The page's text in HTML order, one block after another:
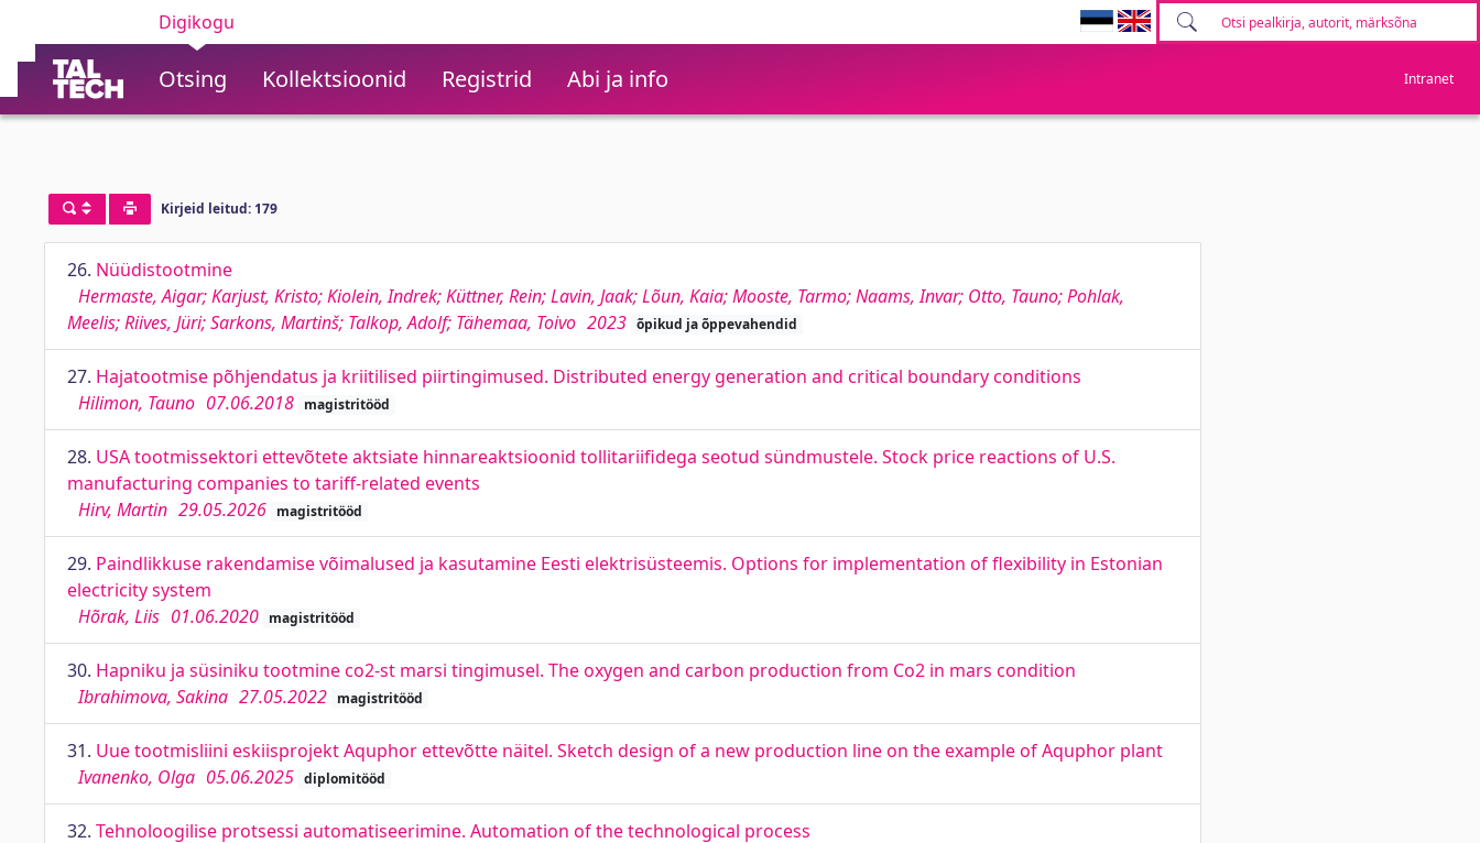
Digikogu
Otsing Kollektsioonid Registrid Abi ja info Intranet
Kirjeid leitud: 179
26. Nüüdistootmine
Hermaste, Aigar; Karjust, Kristo; Kiolein, Indrek; Küttner, Rein; Lavin, Jaak; Lõun, Kaia; Mooste, Tarmo; Naams, Invar; Otto, Tauno; Pohlak,
Meelis; Riives, Jüri; Sarkons, Martinš; Talkop, Adolf; Tähemaa, Toivo 2023 õpikud ja õppevahendid
27. Hajatootmise põhjendatus ja kriitilised piirtingimused. Distributed energy generation and critical boundary conditions
Hilimon, Tauno 07.06.2018 magistritööd
28. USA tootmissektori ettevõtete aktsiate hinnareaktsioonid tollitariifidega seotud sündmustele. Stock price reactions of U.S.
manufacturing companies to tariff-related events
Hirv, Martin 29.05.2026 magistritööd
29. Paindlikkuse rakendamise võimalused ja kasutamine Eesti elektrisüsteemis. Options for implementation of flexibility in Estonian
electricity system
Hõrak, Liis 01.06.2020 magistritööd
30. Hapniku ja süsiniku tootmine co2-st marsi tingimusel. The oxygen and carbon production from Co2 in mars condition
Ibrahimova, Sakina 27.05.2022 magistritööd
31. Uue tootmisliini eskiisprojekt Aquphor ettevõtte näitel. Sketch design of a new production line on the example of Aquphor plant
Ivanenko, Olga 05.06.2025 diplomitööd
32. Tehnoloogilise protsessi automatiseerimine. Automation of the technological process